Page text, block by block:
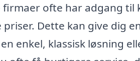
ofte har adgang til
Dette kan give dig
enkel, klassisk løsning